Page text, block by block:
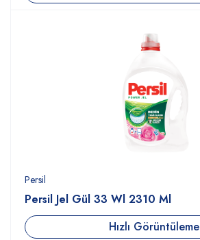
Persil
Persil Jel Gül 33 Wl 2310 Ml
Hızlı Görüntüleme